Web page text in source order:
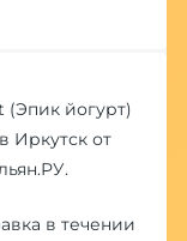
(Эпик йогурт)
Иркутск от
в течении